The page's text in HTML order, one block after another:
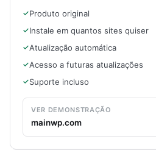
Produto original
Instale em quantos sites quiser
Atualização automática
Acesso a futuras atualizações
Suporte incluso
VER DEMONSTRAÇÃO
mainwp.com